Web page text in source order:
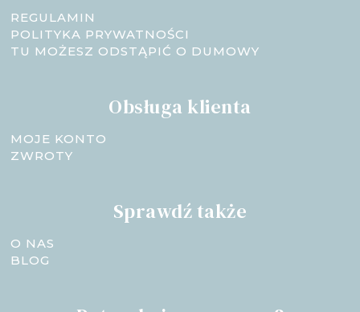
REGULAMIN
POLITYKA PRYWATNOŚCI
TU MOŻESZ ODSTĄPIĆ O DUMOWY
Obsługa klienta
MOJE KONTO
ZWROTY
Sprawdź także
O NAS
BLOG